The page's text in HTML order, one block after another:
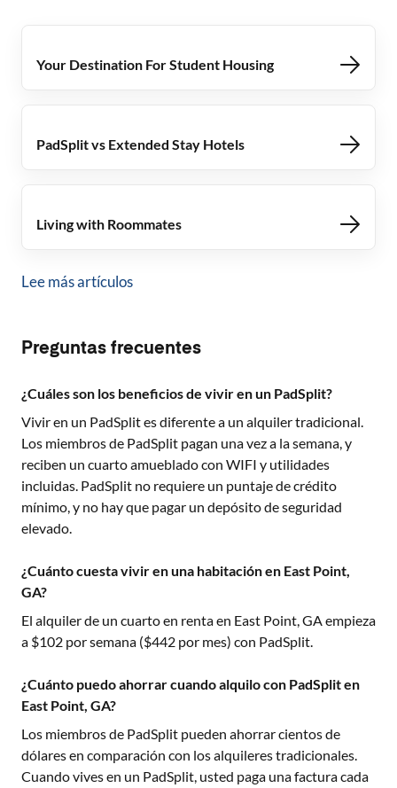
Your Destination For Student Housing
PadSplit vs Extended Stay Hotels
Living with Roommates
Lee más artículos
Preguntas frecuentes
¿Cuáles son los beneficios de vivir en un PadSplit?
Vivir en un PadSplit es diferente a un alquiler tradicional.
Los miembros de PadSplit pagan una vez a la semana, y
reciben un cuarto amueblado con WIFI y utilidades
incluidas. PadSplit no requiere un puntaje de crédito
mínimo, y no hay que pagar un depósito de seguridad
elevado.
¿Cuánto cuesta vivir en una habitación en East Point,
GA?
El alquiler de un cuarto en renta en East Point, GAempieza
a $102 por semana ($442 por mes) con PadSplit.
¿Cuánto puedo ahorrar cuando alquilo con PadSplit en
East Point, GA?
Los miembros de PadSplit pueden ahorrar cientos de
dólares en comparación con los alquileres tradicionales.
Cuando vives en un PadSplit, usted paga una factura cada